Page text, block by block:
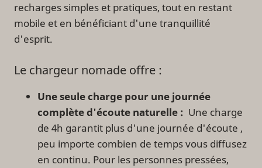
recharges simples et pratiques, tout en restant
mobile et en bénéficiant d'une tranquillité
d'esprit.
Le chargeur nomade offre :
Une seule charge pour une journée
complète d'écoute naturelle : Une charge
de 4h garantit plus d'une journée d'écoute ,
peu importe combien de temps vous diffusez
en continu. Pour les personnes pressées,